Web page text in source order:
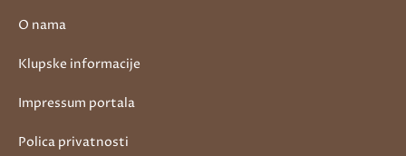
O nama
Klupske informacije
Impressum portala
Polica privatnosti